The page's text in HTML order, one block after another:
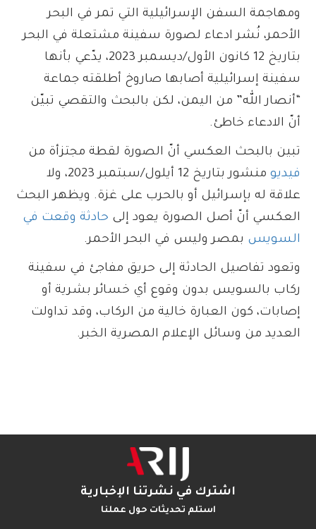
ومهاجمة السفن الإسرائيلية التي تمر في البحر
الأحمر، نُشر ادعاء لصورة سفينة مشتعلة في البحر
بتاريخ 12 كانون الأول/ديسمبر 2023، يدّعي بأنها
سفينة إسرائيلية أصابها صاروخ أطلقته جماعة
“أنصار الله” من اليمن، لكن بالبحث والتقصي تبيّن
أنّ الادعاء خاطئ.
تبين بالبحث العكسي أنّ الصورة لقطة مجتزأة من
فيديو
منشور بتاريخ 12 أيلول/سبتمبر 2023، ولا
علاقة له بإسرائيل أو بالحرب على غزة. ويظهر البحث
العكسي أنّ أصل الصورة يعود إلى حادثة وقعت في
السويس بمصر وليس في البحر الأحمر.
وتعود تفاصيل الحادثة إلى حريق مفاجئ في سفينة
ركاب بالسويس بدون وقوع أي خسائر بشرية أو
إصابات، كون العبارة خالية من الركاب، وقد تداولت
العديد من وسائل الإعلام المصرية الخبر.
اشترك في نشرتنا الإخبارية
استلم تحديثات حول عملنا